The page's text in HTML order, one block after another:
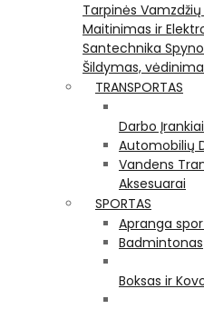
Tarpinės
Maitinimas ir
Santechnika
Šildymas,
TRANSPORTAS
Darbo Įrankiai
Automobilių
Vandens
Aksesuarai
SPORTAS
Apranga
Badmintonas
Boksas ir